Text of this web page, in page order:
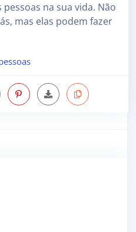
na sua vida. Não
mas elas podem fazer